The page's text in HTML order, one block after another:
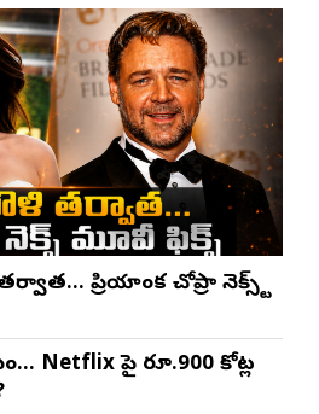
ప్రియాంక చోప్రా నెక్స్ట్
Netflix పై రూ.900 కోట్ల